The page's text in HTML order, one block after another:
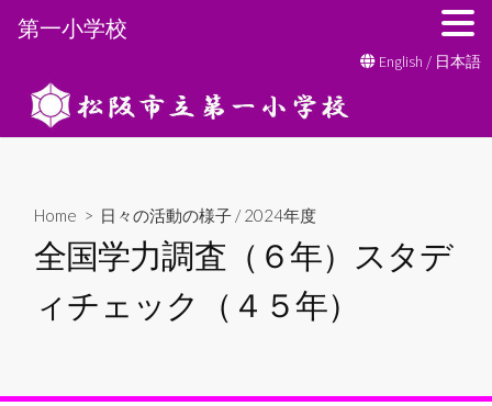
ン
English / 日本語
Home > 日々の活動の様子 /2024年度
全国学力調査（６年）スタデ
ィチェック（４５年）
第一小学校